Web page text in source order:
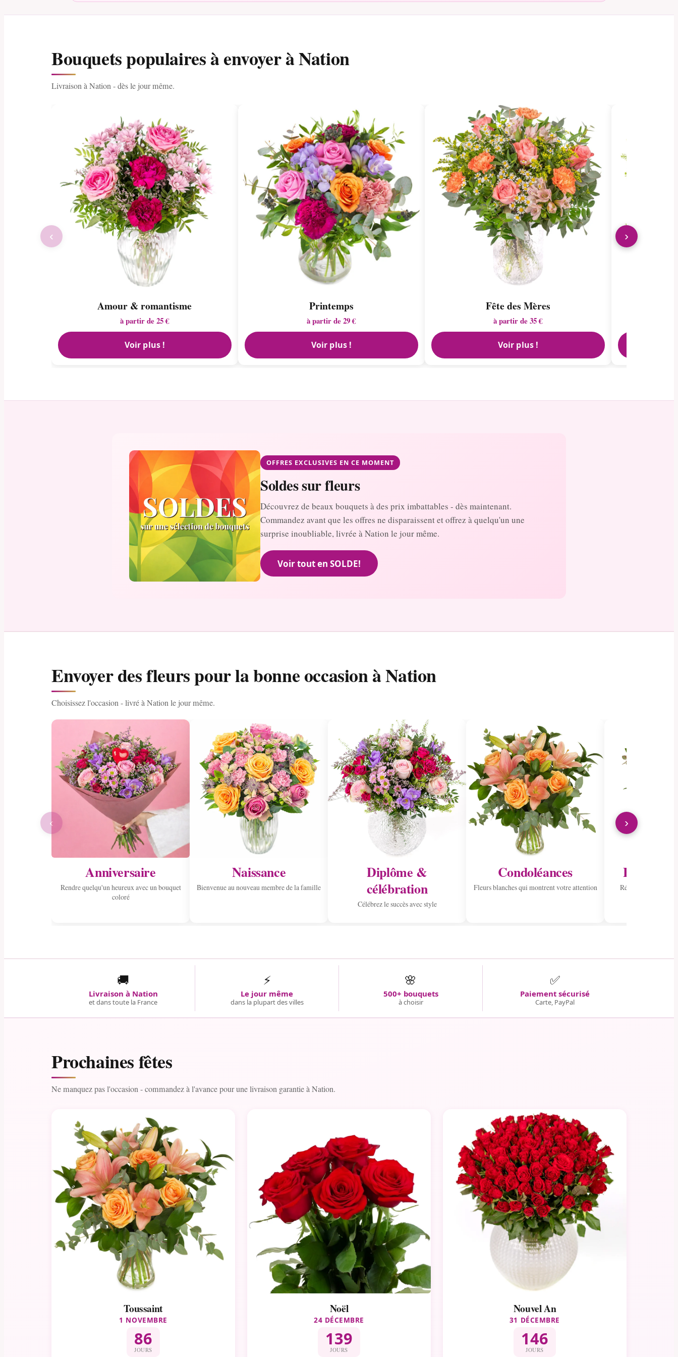
Bouquets populaires à envoyer à Nation
Livraison à Nation - dès le jour même.
Amour & romantisme
à partir de 25 €
Voir plus !
Printemps
à partir de 29 €
Voir plus !
Fête des Mères
à partir de 35 €
Voir plus !
‹ ›
OFFRES EXCLUSIVES EN CE MOMENT
Soldes sur fleurs
Découvrez de beaux bouquets à des prix imbattables - dès maintenant.
Commandez avant que les offres ne disparaissent et offrez à quelqu'un une
surprise inoubliable, livrée à Nation le jour même.
Voir tout en SOLDE!
Envoyer des fleurs pour la bonne occasion à Nation
Choisissez l'occasion - livré à Nation le jour même.
Anniversaire
Rendre quelqu'un heureux avec un bouquet
coloré
Naissance
Bienvenue au nouveau membre de la famille
Diplôme &
célébration
Célébrez le succès avec style
Condoléances
Fleurs blanches qui montrent votre attention
Envoyer
Répandre la joie
‹ ›
🚚
Livraison à Nation
et dans toute la France
⚡
Le jour même
dans la plupart des villes
🌸
500+ bouquets
à choisir
✅
Paiement sécurisé
Carte, PayPal
Prochaines fêtes
Ne manquez pas l'occasion - commandez à l'avance pour une livraison garantie à Nation.
Toussaint
1 NOVEMBRE
86
JOURS
Noël
24 DÉCEMBRE
139
JOURS
Nouvel An
31 DÉCEMBRE
146
JOURS